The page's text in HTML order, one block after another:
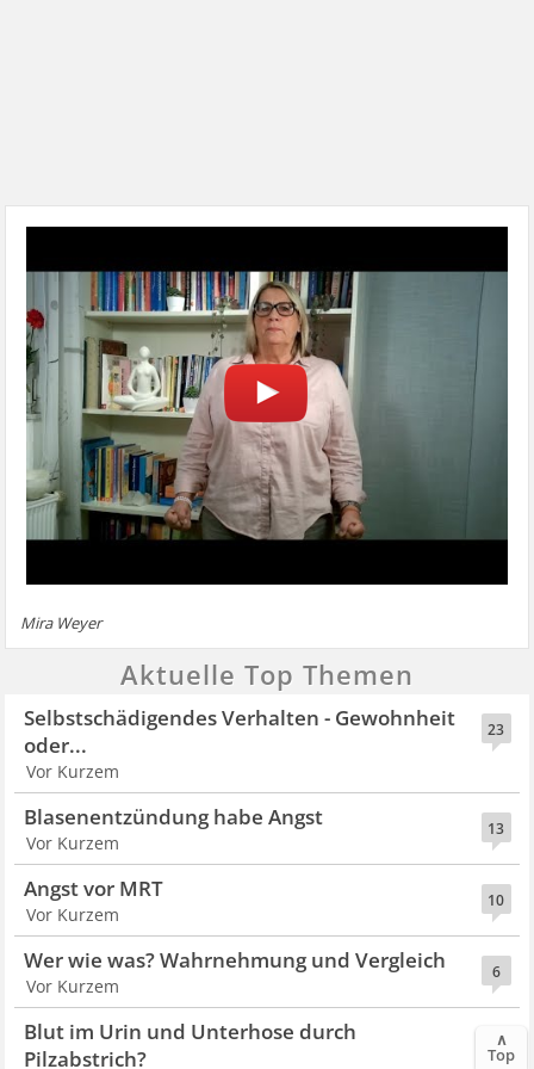
Mira Weyer
Aktuelle Top Themen
23
Selbstschädigendes Verhalten - Gewohnheit
oder...
Vor Kurzem
13
Blasenentzündung habe Angst
Vor Kurzem
10
Angst vor MRT
Vor Kurzem
6
Wer wie was? Wahrnehmung und Vergleich
Vor Kurzem
8
Blut im Urin und Unterhose durch
Pilzabstrich?
∧
Top